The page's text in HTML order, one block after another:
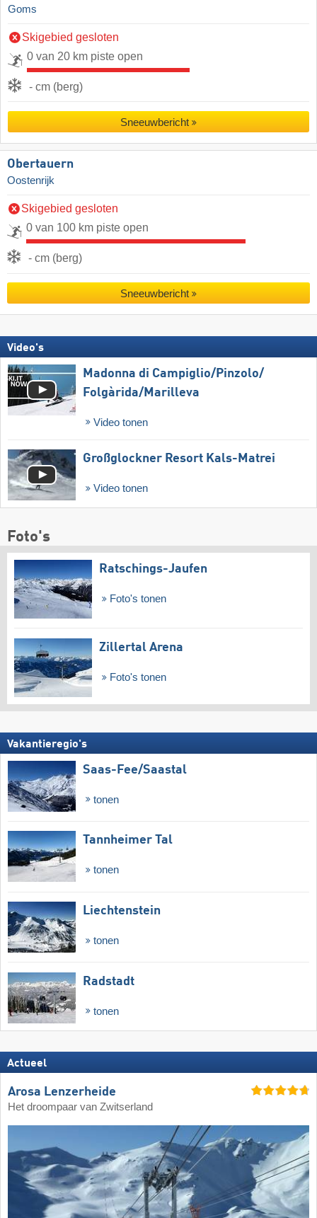
Goms
Skigebied gesloten
0 van 20 km piste open
- cm (berg)
Sneeuwbericht
Obertauern
Oostenrijk
Skigebied gesloten
0 van 100 km piste open
- cm (berg)
Sneeuwbericht
Video's
Madonna di Campiglio/​Pinzolo/​
Folgàrida/​Marilleva
Video tonen
Großglockner Resort Kals-Matrei
Video tonen
Foto's
Ratschings-Jaufen
Foto's tonen
Zillertal Arena
Foto's tonen
Vakantieregio's
Saas-Fee/​Saastal
tonen
Tannheimer Tal
tonen
Liechtenstein
tonen
Radstadt
tonen
Actueel
Arosa Lenzerheide
Het droompaar van Zwitserland